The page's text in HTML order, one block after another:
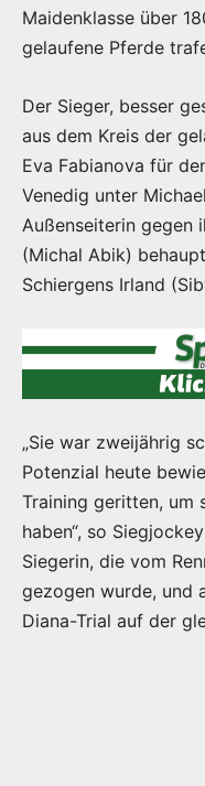
Maidenklasse über
gelaufene Pferde
Der Sieger, besser
aus dem Kreis der
Eva Fabianova für
Venedig unter
Außenseiterin gegen
(Michal Abik)
Schiergens Irland
„Sie war zweijährig
Potenzial heute
Training geritten, um
haben“, so
Siegerin, die vom
gezogen wurde, und
Diana-Trial auf der